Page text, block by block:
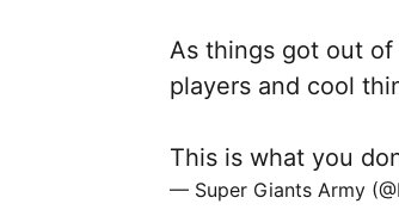
As things got out
players and cool
This is what you
— Super Giants Army